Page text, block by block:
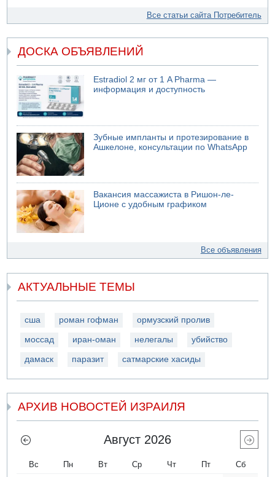
Все статьи сайта Потребитель
ДОСКА ОБЪЯВЛЕНИЙ
Estradiol 2 мг от 1 A Pharma —
информация и доступность
Зубные импланты и протезирование в
Ашкелоне, консультации по WhatsApp
Вакансия массажиста в Ришон-ле-
Ционе с удобным графиком
Все объявления
АКТУАЛЬНЫЕ ТЕМЫ
сша роман гофман ормузский пролив
моссад иран-оман нелегалы убийство
дамаск паразит сатмарские хасиды
АРХИВ НОВОСТЕЙ ИЗРАИЛЯ
Август 2026
Вс Пн Вт Ср Чт Пт Сб